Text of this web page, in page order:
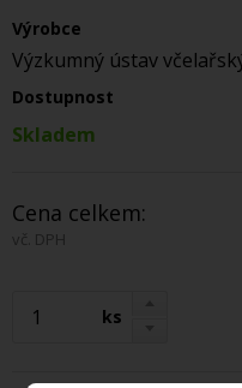
Výrobce
Výzkumný ústav
Dostupnost
Skladem
Cena celkem:
vč. DPH
ks